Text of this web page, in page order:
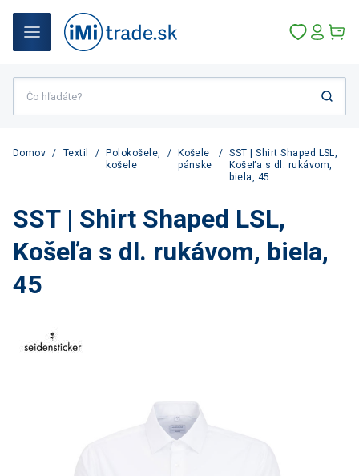
Domov / Textil /
Polokošele,
košele
/
Košele
pánske
/
SST | Shirt Shaped LSL,
Košeľa s dl. rukávom,
biela, 45
SST | Shirt Shaped LSL,
Košeľa s dl. rukávom, biela,
45